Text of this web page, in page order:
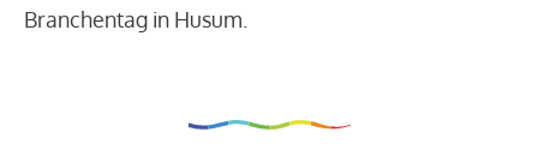
Branchentag in Husum.